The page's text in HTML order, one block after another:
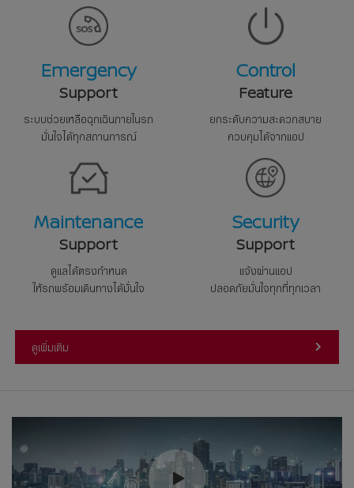
Emergency
Support
ระบบช่วยเหลือฉุกเฉินภายในรถ
มั่นใจได้ทุกสถานการณ์
Control
Feature
ยกระดับความสะดวกสบาย
ควบคุมได้จากแอป
Maintenance
Support
ดูแลได้ตรงกำหนด
ให้รถพร้อมเดินทางได้มั่นใจ
Security
Support
แจ้งผ่านแอป
ปลอดภัยมั่นใจทุกที่ทุกเวลา
ดูเพิ่มเติม